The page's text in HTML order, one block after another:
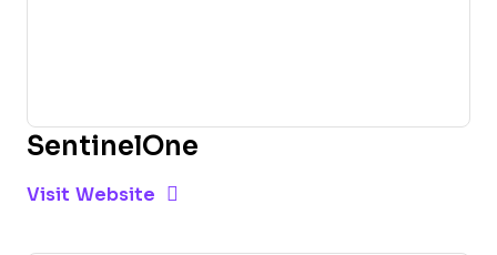
SentinelOne
Visit Website Opens New Window